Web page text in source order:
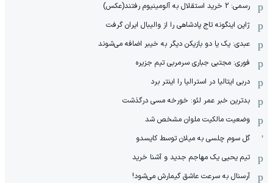
رسمی: 2 خرید استقلال به آلومینیوم رفتند(عکس)
ژاپن اینگونه تاج پادشاهی را از والیبال ایران گرفت
عبدی: یک یا دو بازیکن دیگر به خیبر اضافه می‌شوند
فوری: مجتبی جباری سرمربی تیم جزیره
دربی ایتالیا در استرالیا را اینتر برد
بدترین خبر عمر لئو: خورخه مسی درگذشت
وضعیت مالکیت ملوان مشخص شد
گل سوم چلسی به میلان توسط کایسدو
تیم یحیی یک مهاجم جدید و آشنا خرید
آرسنال به سرعت عاشق گیمارش می‌شود!